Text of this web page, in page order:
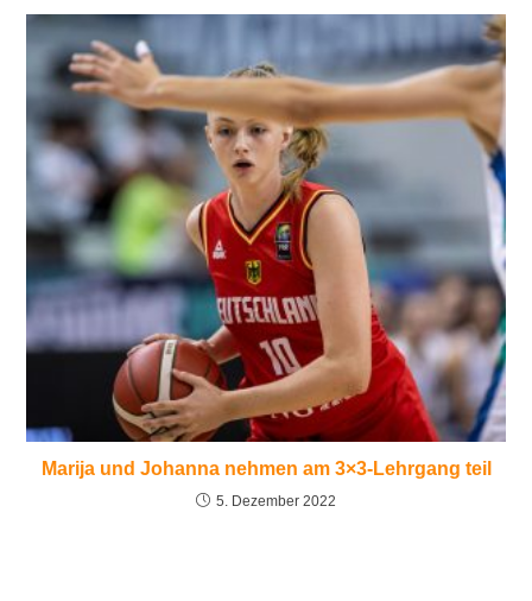
Marija und Johanna nehmen am 3×3-Lehrgang teil
5. Dezember 2022